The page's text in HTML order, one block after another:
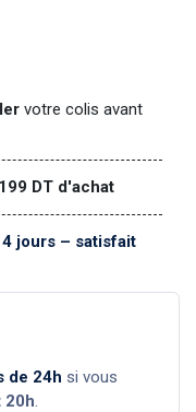
votre colis avant
DT d'achat
jours – satisfait
de 24h si vous
20h.